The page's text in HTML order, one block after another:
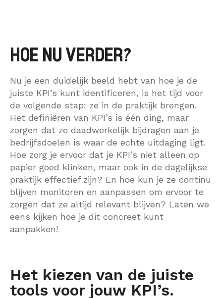
HOE NU VERDER?
Nu je een duidelijk beeld hebt van hoe je de
juiste KPI’s kunt identificeren, is het tijd voor
de volgende stap: ze in de praktijk brengen.
Het definiëren van KPI’s is één ding, maar
zorgen dat ze daadwerkelijk bijdragen aan je
bedrijfsdoelen is waar de echte uitdaging ligt.
Hoe zorg je ervoor dat je KPI’s niet alleen op
papier goed klinken, maar ook in de dagelijkse
praktijk effectief zijn? En hoe kun je ze continu
blijven monitoren en aanpassen om ervoor te
zorgen dat ze altijd relevant blijven? Laten we
eens kijken hoe je dit concreet kunt
aanpakken!
Het kiezen van de juiste
tools voor jouw KPI’s.